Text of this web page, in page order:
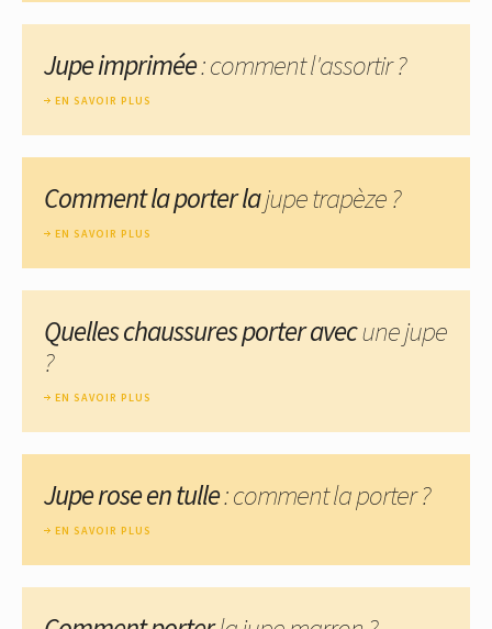
Jupe imprimée: comment l'assortir ?
EN SAVOIR PLUS
Comment la porter lajupe trapèze ?
EN SAVOIR PLUS
Quelles chaussures porter avecune jupe
?
EN SAVOIR PLUS
Jupe rose en tulle: comment la porter ?
EN SAVOIR PLUS